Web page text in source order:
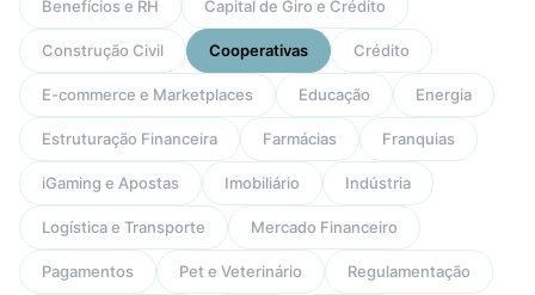
Benefícios e RH Capital de Giro e Crédito
Construção Civil Cooperativas Crédito
E-commerce e Marketplaces Educação Energia
Estruturação Financeira Farmácias Franquias
iGaming e Apostas Imobiliário Indústria
Logística e Transporte Mercado Financeiro
Pagamentos Pet e Veterinário Regulamentação